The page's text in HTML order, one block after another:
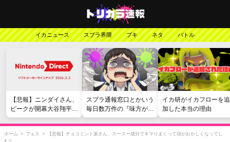
イカニュース スプラ界隈 ブキ ネタ バトル
【悲報】ニンダイさん、
ピークが開幕大谷翔平の
がっかりダイレクトだっ
たと言われてしまう
スプラ通報窓口とかいう
毎日数万件の『味方が弱
い』愚痴を読まされる苦
行
イカ研がイカフローを追
加した本当の理由
ホーム > フェス >
【悲報】チョコミント派さん、スースー成分でキマりまくって頭がおかしくなってし
まう